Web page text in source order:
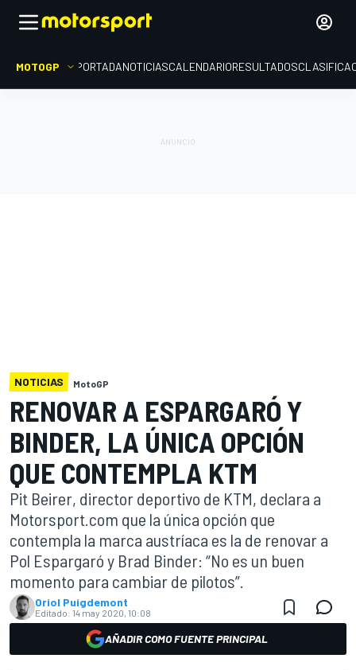
MOTOGP PORTADANOTICIASCALENDARIORESULTADOS
NOTICIAS MotoGP
RENOVAR A ESPARGARÓ Y
BINDER, LA ÚNICA OPCIÓN
QUE CONTEMPLA KTM
Pit Beirer, director deportivo de KTM, declara a
Motorsport.com que la única opción que
contempla la marca austríaca es la de renovar a
Pol Espargaró y Brad Binder: “No es un buen
momento para cambiar de pilotos”.
Oriol Puigdemont
Editado: 14 may 2020, 10:08
AÑADIR COMO FUENTE PRINCIPAL